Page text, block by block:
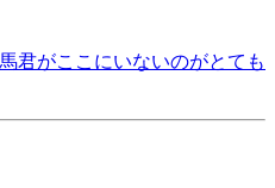
君がここにいないのがとても